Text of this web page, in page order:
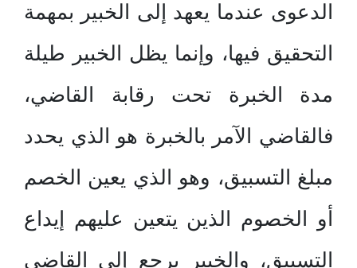
الدعوى عندما يعهد إلى الخبير بمهمة
التحقيق فيها، وإنما يظل الخبير طيلة
مدة الخبرة تحت رقابة القاضي،
فالقاضي الآمر بالخبرة هو الذي يحدد
مبلغ التسبيق، وهو الذي يعين الخصم
أو الخصوم الذين يتعين عليهم إيداع
التسبيق، والخبير يرجع إلى القاضي